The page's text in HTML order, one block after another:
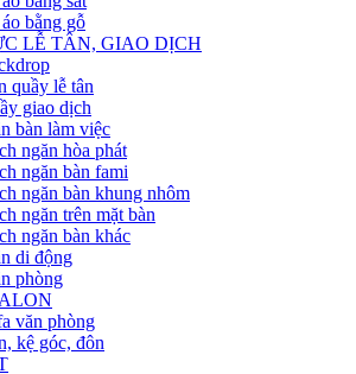
bằng gỗ
LỄ TÂN, GIAO DỊCH
quầy lễ tân
giao dịch
bàn làm việc
ngăn hòa phát
ngăn bàn fami
ngăn bàn khung nhôm
ngăn trên mặt bàn
ngăn bàn khác
di động
phòng
văn phòng
kệ góc, đôn